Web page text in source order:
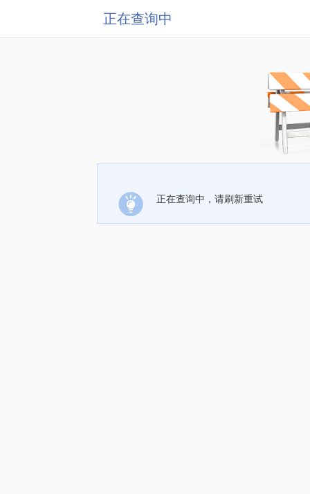
正在查询中
正在查询中，请刷新重试